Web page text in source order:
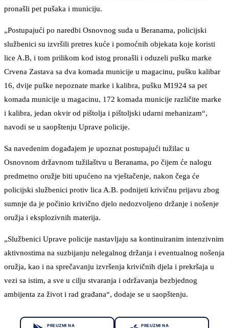
pronašli pet pušaka i municiju.
„Postupajući po naredbi Osnovnog suda u Beranama, policijski
službenici su izvršili pretres kuće i pomoćnih objekata koje koristi
lice A.B, i tom prilikom kod istog pronašli i oduzeli pušku marke
Crvena Zastava sa dva komada municije u magacinu, pušku kalibar
16, dvije puške nepoznate marke i kalibra, pušku M1924 sa pet
komada municije u magacinu, 172 komada municije različite marke
i kalibra, jedan okvir od pištolja i pištoljski udarni mehanizam“,
navodi se u saopštenju Uprave policije.
Sa navedenim događajem je upoznat postupajući tužilac u
Osnovnom državnom tužilaštvu u Beranama, po čijem će nalogu
predmetno oružje biti upućeno na vještačenje, nakon čega će
policijski službenici protiv lica A.B. podnijeti krivičnu prijavu zbog
sumnje da je počinio krivično djelo nedozvoljeno držanje i nošenje
oružja i eksplozivnih materija.
„Službenici Uprave policije nastavljaju sa kontinuiranim intenzivnim
aktivnostima na suzbijanju nelegalnog držanja i eventualnog nošenja
oružja, kao i na sprečavanju izvršenja krivičnih djela i prekršaja u
vezi sa istim, a sve u cilju stvaranja i održavanja bezbjednog
ambijenta za život i rad građana“, dodaje se u saopštenju.
PREUZMI NA PREUZMI NA